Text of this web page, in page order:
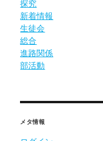
探究
新着情報
生徒会
総合
進路関係
部活動
メタ情報